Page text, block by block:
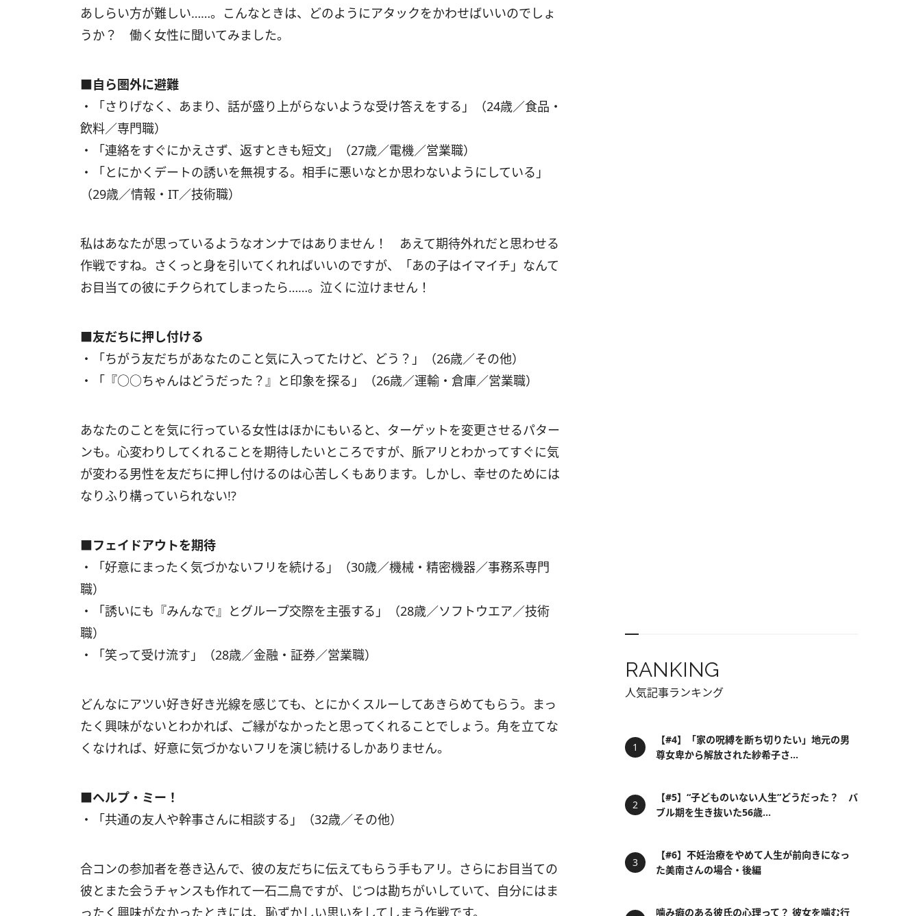
あしらい方が難しい……。こんなときは、どのようにアタックをかわせばいいのでしょ
うか？ 働く女性に聞いてみました。
■自ら圏外に避難
・「さりげなく、あまり、話が盛り上がらないような受け答えをする」（24歳／食品・
飲料／専門職）
・「連絡をすぐにかえさず、返すときも短文」（27歳／電機／営業職）
・「とにかくデートの誘いを無視する。相手に悪いなとか思わないようにしている」
（29歳／情報・IT／技術職）
私はあなたが思っているようなオンナではありません！ あえて期待外れだと思わせる
作戦ですね。さくっと身を引いてくれればいいのですが、「あの子はイマイチ」なんて
お目当ての彼にチクられてしまったら……。泣くに泣けません！
■友だちに押し付ける
・「ちがう友だちがあなたのこと気に入ってたけど、どう？」（26歳／その他）
・「『○○ちゃんはどうだった？』と印象を探る」（26歳／運輸・倉庫／営業職）
あなたのことを気に行っている女性はほかにもいると、ターゲットを変更させるパター
ンも。心変わりしてくれることを期待したいところですが、脈アリとわかってすぐに気
が変わる男性を友だちに押し付けるのは心苦しくもあります。しかし、幸せのためには
なりふり構っていられない!?
■フェイドアウトを期待
・「好意にまったく気づかないフリを続ける」（30歳／機械・精密機器／事務系専門
職）
・「誘いにも『みんなで』とグループ交際を主張する」（28歳／ソフトウエア／技術
職）
・「笑って受け流す」（28歳／金融・証券／営業職）
どんなにアツい好き好き光線を感じても、とにかくスルーしてあきらめてもらう。まっ
たく興味がないとわかれば、ご縁がなかったと思ってくれることでしょう。角を立てな
くなければ、好意に気づかないフリを演じ続けるしかありません。
■ヘルプ・ミー！
・「共通の友人や幹事さんに相談する」（32歳／その他）
合コンの参加者を巻き込んで、彼の友だちに伝えてもらう手もアリ。さらにお目当ての
彼とまた会うチャンスも作れて一石二鳥ですが、じつは勘ちがいしていて、自分にはま
ったく興味がなかったときには、恥ずかしい思いをしてしまう作戦です。
RANKING
人気記事ランキング
【#4】「家の呪縛を断ち切りたい」地元の男
尊女卑から解放された紗希子さ...
【#5】“子どものいない人生”どうだった？ バ
ブル期を生き抜いた56歳...
【#6】不妊治療をやめて人生が前向きになっ
た美南さんの場合・後編
噛み癖のある彼氏の心理って？ 彼女を噛む行